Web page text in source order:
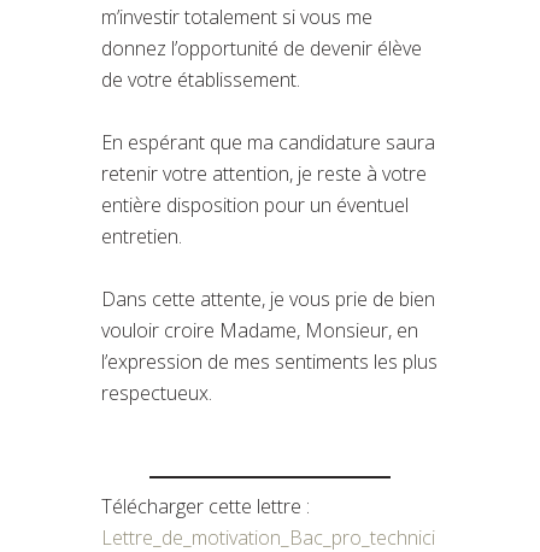
m’investir totalement si vous me
donnez l’opportunité de devenir élève
de votre établissement.
En espérant que ma candidature saura
retenir votre attention, je reste à votre
entière disposition pour un éventuel
entretien.
Dans cette attente, je vous prie de bien
vouloir croire Madame, Monsieur, en
l’expression de mes sentiments les plus
respectueux.
Télécharger cette lettre :
Lettre_de_motivation_Bac_pro_technici